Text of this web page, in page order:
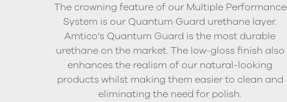
The crowning feature of our Multiple Performance
System is our Quantum Guard urethane layer.
Amtico’s Quantum Guard is the most durable
urethane on the market. The low-gloss finish also
enhances the realism of our natural-looking
products whilst making them easier to clean and
eliminating the need for polish.